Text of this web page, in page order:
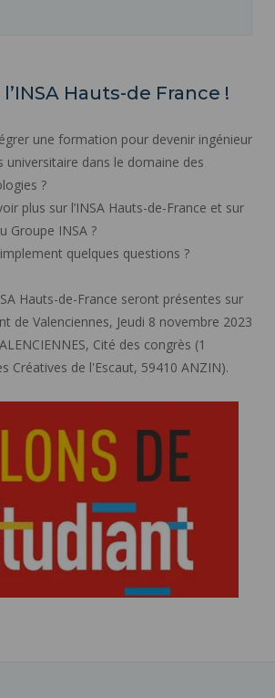
Hauts-de France !
une formation pour devenir ingénieur
universitaire dans le domaine des
?
plus sur l’INSA Hauts-de-France et sur
Groupe INSA ?
quelques questions ?
Hauts-de-France seront présentes sur
de Valenciennes, Jeudi 8 novembre 2023
Cité des congrès (1
Créatives de l'Escaut, 59410 ANZIN).